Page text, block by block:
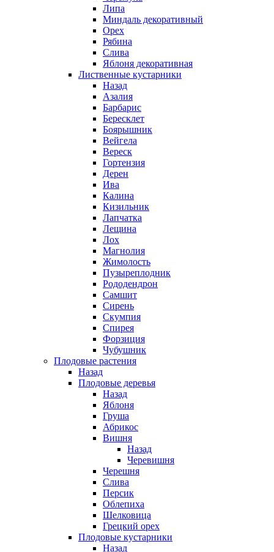
Липа
Миндаль декоративный
Орех
Рябина
Слива
Яблоня декоративная
Лиственные кустарники
Назад
Азалия
Барбарис
Бересклет
Боярышник
Вейгела
Вереск
Гортензия
Дерен
Ива
Калина
Кизильник
Лапчатка
Лещина
Лох
Магнолия
Жимолость
Пузыреплодник
Рододендрон
Самшит
Сирень
Скумпия
Спирея
Форзиция
Чубушник
Плодовые растения
Назад
Плодовые деревья
Назад
Яблоня
Груша
Абрикос
Вишня
Назад
Черевишня
Черешня
Слива
Персик
Облепиха
Шелковица
Грецкий орех
Плодовые кустарники
Назад